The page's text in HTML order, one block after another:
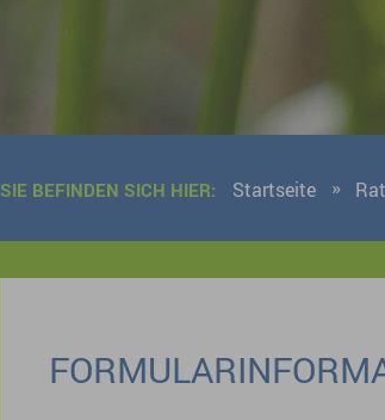
SIE BEFINDEN SICH HIER: Startseite